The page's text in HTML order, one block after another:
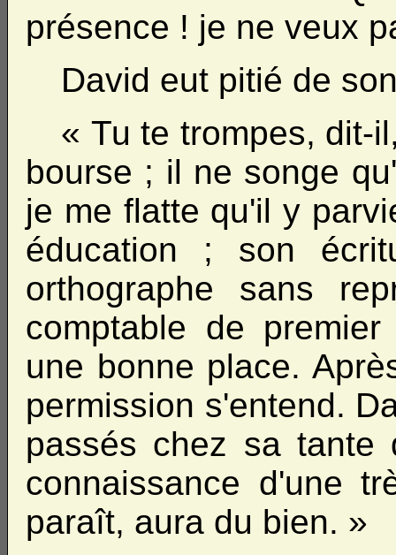
présence ! je ne veux
David eut pitié de
« Tu te trompes, dit-
bourse ; il ne songe
je me flatte qu'il y
éducation ; son
orthographe sans
comptable de
une bonne place.
permission s'entend.
passés chez sa
connaissance d'une
paraît, aura du bien. »